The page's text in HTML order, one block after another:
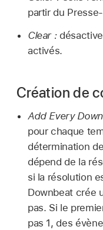
partir du
Clear :désactive
activés.
Création de
Add Every
pour chaque
détermination
dépend de la
si la résolution
Downbeat crée
pas. Si le
pas 1, des